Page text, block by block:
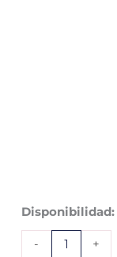
Disponibilidad:
-
Supreme
Abs
cantidad
+